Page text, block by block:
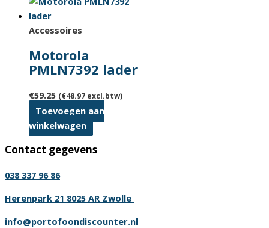
Accessoires
Motorola
PMLN7392 lader
€59.25 (€48.97 excl.btw)
Toevoegen aan
winkelwagen
Contact gegevens
038 337 96 86
Herenpark 21 8025 AR Zwolle
info@portofoondiscounter.nl